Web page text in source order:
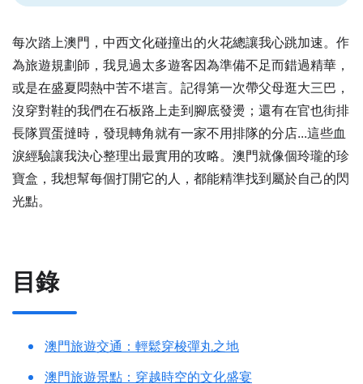
每次踏上澳門，中西文化碰撞出的火花總讓我心跳加速。作
為旅遊規劃師，我見過太多遊客因為準備不足而錯過精華，
或是在盛夏悶熱中苦不堪言。記得第一次帶父母逛大三巴，
沒穿對鞋的我們在石板路上走到腳底發燙；還有在官也街排
長隊買蛋撻時，發現轉角就有一家不用排隊的分店...這些血
淚經驗讓我決心整理出最實用的攻略。澳門就像個玲瓏的珍
寶盒，我想幫每個打開它的人，都能精準找到屬於自己的閃
光點。
目錄
澳門旅遊交通：輕鬆穿梭彈丸之地
澳門旅遊景點：穿越時空的文化盛宴